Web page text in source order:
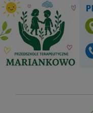
Przejdź
do
treści